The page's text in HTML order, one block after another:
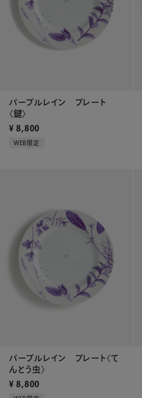
パープルレイン プレート
〈鍵〉
¥ 8,800
WEB限定
パープルレイン プレート〈て
んとう虫〉
¥ 8,800